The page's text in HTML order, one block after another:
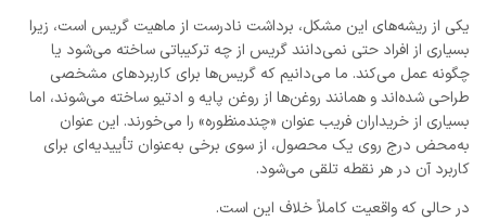
یکی از ریشه‌های این مشکل، برداشت نادرست از ماهیت گریس است، زیرا
بسیاری از افراد حتی نمی‌دانند گریس از چه ترکیباتی ساخته می‌شود یا
چگونه عمل می‌کند. ما می‌دانیم که گریس‌ها برای کاربردهای مشخصی
طراحی شده‌اند و همانند روغن‌ها از روغن پایه و ادتیو ساخته می‌شوند، اما
بسیاری از خریداران فریب عنوان «چندمنظوره» را می‌خورند. این عنوان
به‌محض درج روی یک محصول، از سوی برخی به‌عنوان تأییدیه‌ای برای
کاربرد آن در هر نقطه تلقی می‌شود.
در حالی که واقعیت کاملاً خلاف این است.